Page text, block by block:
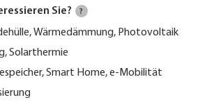
Sie? ?
Wärmedämmung, Photovoltaik
Solarthermie
Smart Home, e-Mobilität